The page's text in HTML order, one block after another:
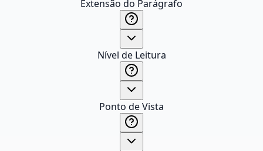
Extensão do Parágrafo
Nível de Leitura
Ponto de Vista